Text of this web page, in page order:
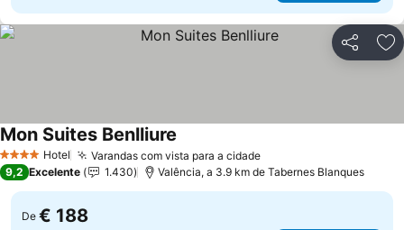
Partilhar
4 EstrelasHotel Varandas com vista para a cidadeVer preços
Mon Suites Benlliure
9,2 Excelente 1.430 Valência, a 3.9 km de Tabernes Blanques
De € 188